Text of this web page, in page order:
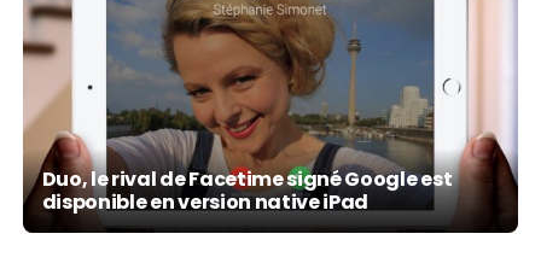
Duo, le rival de Facetime signé Google est
disponible en version native iPad